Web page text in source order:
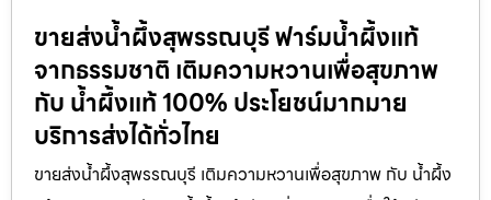
ขายส่งน้ำผึ้งสุพรรณบุรี ฟาร์มน้ำผึ้งแท้
จากธรรมชาติ เติมความหวานเพื่อสุขภาพ
กับ น้ำผึ้งแท้ 100% ประโยชน์มากมาย
บริการส่งได้ทั่วไทย
ขายส่งน้ำผึ้งสุพรรณบุรี เติมความหวานเพื่อสุขภาพ กับ น้ำผึ้ง